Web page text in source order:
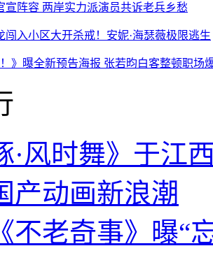
宣阵容 两岸实力派演员共诉老兵乡愁
闯入小区大开杀戒！安妮·海瑟薇极限逃生
》曝全新预告海报 张若昀白客整顿职场
·风时舞》于江
产动画新浪潮
不老奇事》曝“